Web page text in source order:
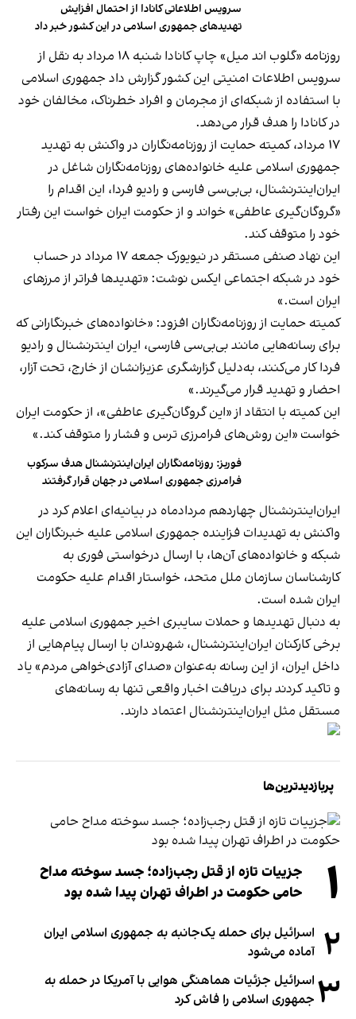
سرویس اطلاعاتی کانادا از احتمال افزایش
تهدیدهای جمهوری اسلامی در این کشور خبر داد
روزنامه «گلوب اند میل» چاپ کانادا شنبه ۱۸ مرداد به نقل از
سرویس اطلاعات امنیتی این کشور گزارش داد جمهوری اسلامی
با استفاده از شبکه‌ای از مجرمان و افراد خطرناک، مخالفان خود
در کانادا را هدف قرار می‌دهد.
۱۷ مرداد، کمیته حمایت از روزنامه‌نگاران در واکنش به تهدید
جمهوری اسلامی علیه خانواده‌های روزنامه‌نگاران شاغل در
ایران‌اینترنشنال، بی‌بی‌سی فارسی و رادیو فردا، این اقدام را
«گروگان‌گیری عاطفی» خواند و از حکومت ایران خواست این رفتار
خود را متوقف کند.
این نهاد صنفی مستقر در نیویورک جمعه ۱۷ مرداد در حساب
خود در شبکه اجتماعی ایکس نوشت: «تهدیدها فراتر از مرزهای
ایران است.»
کمیته حمایت از روزنامه‌نگاران افزود: «خانواده‌های خبرنگارانی که
برای رسانه‌هایی مانند بی‌بی‌سی فارسی، ایران اینترنشنال و رادیو
فردا کار می‌کنند، به‌دلیل گزارشگری عزیزانشان از خارج، تحت آزار،
احضار و تهدید قرار می‌گیرند.»
این کمیته با انتقاد از «این گروگان‌گیری عاطفی»، از حکومت ایران
خواست «این روش‌های فرامرزی ترس و فشار را متوقف کند.»
فوربز: روزنامه‌نگاران ایران‌اینترنشنال هدف سرکوب
فرامرزی جمهوری اسلامی در جهان قرار گرفتند
ایران‌اینترنشنال چهاردهم مردادماه در بیانیه‌ای اعلام کرد در
واکنش به تهدیدات فزاینده جمهوری اسلامی علیه خبرنگاران این
شبکه و خانواده‌های آن‌ها، با ارسال درخواستی فوری به
کارشناسان سازمان ملل متحد، خواستار اقدام علیه حکومت
ایران شده است.
به دنبال تهدیدها و حملات سایبری اخیر جمهوری اسلامی علیه
برخی کارکنان ایران‌اینترنشنال، شهروندان با ارسال پیام‌هایی از
داخل ایران، از این رسانه به‌عنوان «صدای آزادی‌خواهی مردم» یاد
و تاکید کردند برای دریافت اخبار واقعی تنها به رسانه‌های
مستقل مثل ایران‌اینترنشنال اعتماد دارند.
پربازدیدترین‌ها
۱
جزییات تازه از قتل رجب‌زاده؛ جسد سوخته مداح
حامی حکومت در اطراف تهران پیدا شده بود
۲ اسرائیل برای حمله یک‌جانبه به جمهوری اسلامی ایران
آماده می‌شود
۳ اسرائیل جزئیات هماهنگی هوایی با آمریکا در حمله به
جمهوری اسلامی را فاش کرد